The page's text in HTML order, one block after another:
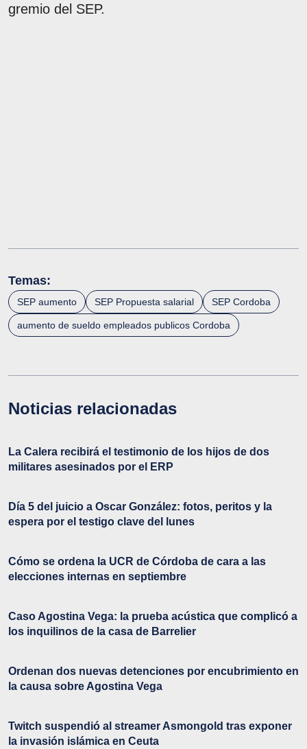
gremio del SEP.
Temas:
SEP aumento SEP Propuesta salarial SEP Cordoba
aumento de sueldo empleados publicos Cordoba
Noticias relacionadas
La Calera recibirá el testimonio de los hijos de dos
militares asesinados por el ERP
Día 5 del juicio a Oscar González: fotos, peritos y la
espera por el testigo clave del lunes
Cómo se ordena la UCR de Córdoba de cara a las
elecciones internas en septiembre
Caso Agostina Vega: la prueba acústica que complicó a
los inquilinos de la casa de Barrelier
Ordenan dos nuevas detenciones por encubrimiento en
la causa sobre Agostina Vega
Twitch suspendió al streamer Asmongold tras exponer
la invasión islámica en Ceuta